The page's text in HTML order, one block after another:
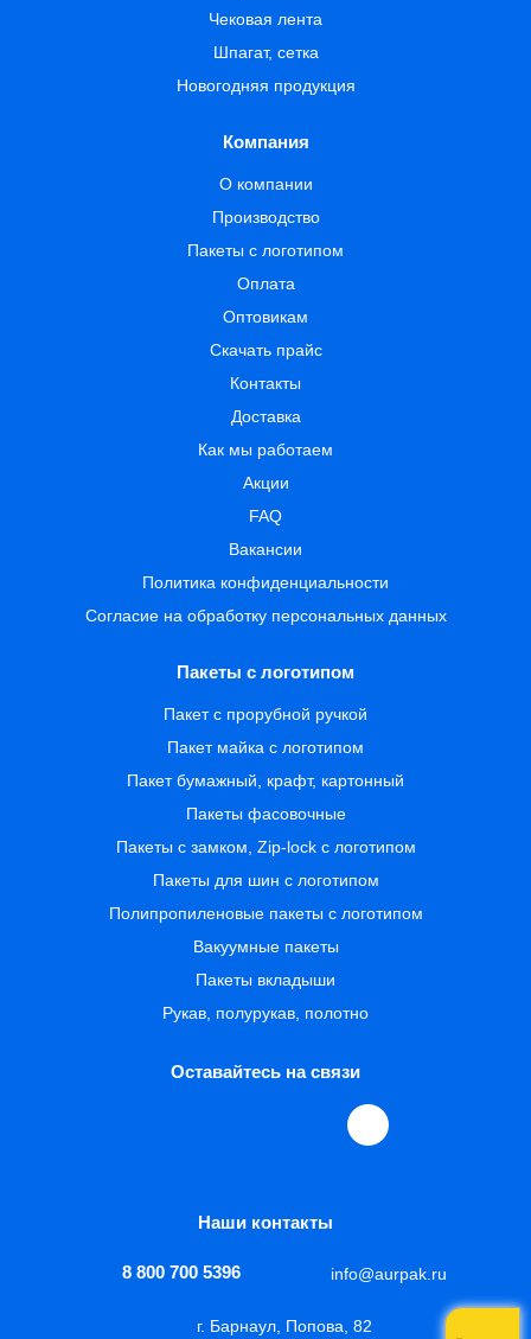
Чековая лента
Шпагат, сетка
Новогодняя продукция
Компания
О компании
Производство
Пакеты с логотипом
Оплата
Оптовикам
Скачать прайс
Контакты
Доставка
Как мы работаем
Акции
FAQ
Вакансии
Политика конфиденциальности
Согласие на обработку персональных данных
Пакеты с логотипом
Пакет с прорубной ручкой
Пакет майка с логотипом
Пакет бумажный, крафт, картонный
Пакеты фасовочные
Пакеты с замком, Zip-lock с логотипом
Пакеты для шин с логотипом
Полипропиленовые пакеты с логотипом
Вакуумные пакеты
Пакеты вкладыши
Рукав, полурукав, полотно
Оставайтесь на связи
Наши контакты
8 800 700 5396 info@aurpak.ru
г. Барнаул, Попова, 82